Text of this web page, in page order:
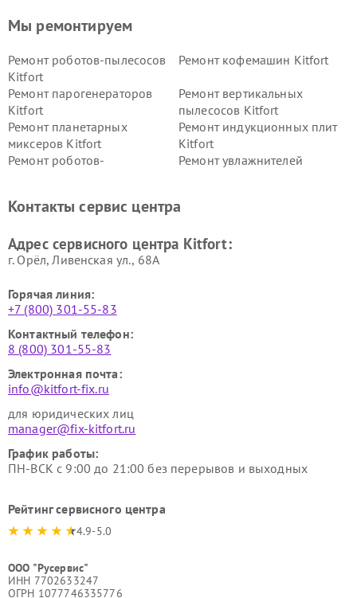
Мы ремонтируем
Ремонт роботов-пылесосов
Kitfort
Ремонт кофемашин Kitfort
Ремонт парогенераторов
Kitfort
Ремонт вертикальных
пылесосов Kitfort
Ремонт планетарных
миксеров Kitfort
Ремонт индукционных плит
Kitfort
Ремонт роботов-
Ремонт увлажнителей
Kitfort
Kitfort
Kitfort
Kitfort
Контакты сервис центра
Адрес сервисного центра Kitfort:
г. Орёл, Ливенская ул., 68А
Горячая линия:
+7 (800) 301-55-83
Контактный телефон:
8 (800) 301-55-83
Электронная почта:
info@kitfort-fix.ru
для юридических лиц
manager@fix-kitfort.ru
График работы:
ПН-ВСК с 9:00 до 21:00 без перерывов и выходных
Рейтинг сервисного центра
4.9-5.0
ООО "Русервис"
ИНН 7702633247
ОГРН 1077746335776